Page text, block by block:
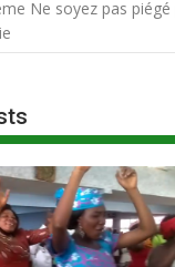
A
p
er
Ne soyez pas piégé